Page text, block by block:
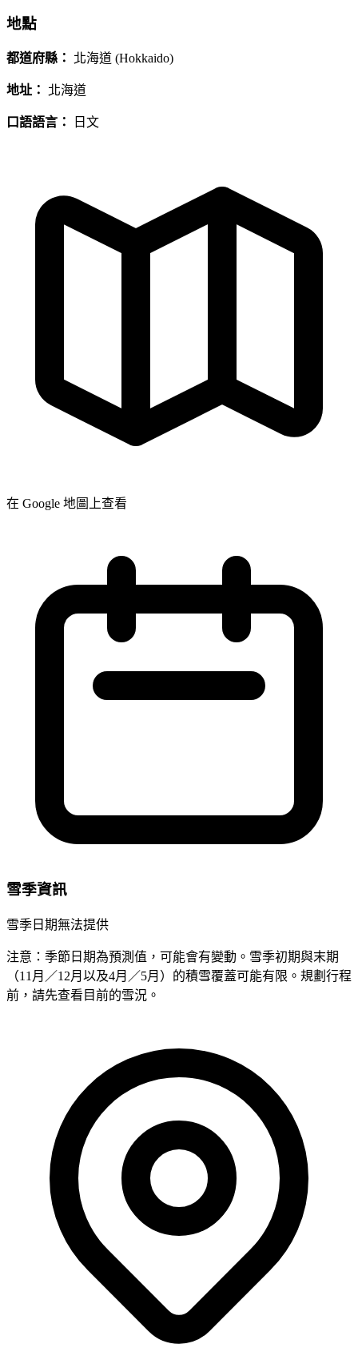
地點
都道府縣： 北海道 (Hokkaido)
地址： 北海道
口語語言： 日文
在 Google 地圖上查看
雪季資訊
雪季日期無法提供
注意：季節日期為預測值，可能會有變動。雪季初期與末期
（11月／12月以及4月／5月）的積雪覆蓋可能有限。規劃行程
前，請先查看目前的雪況。